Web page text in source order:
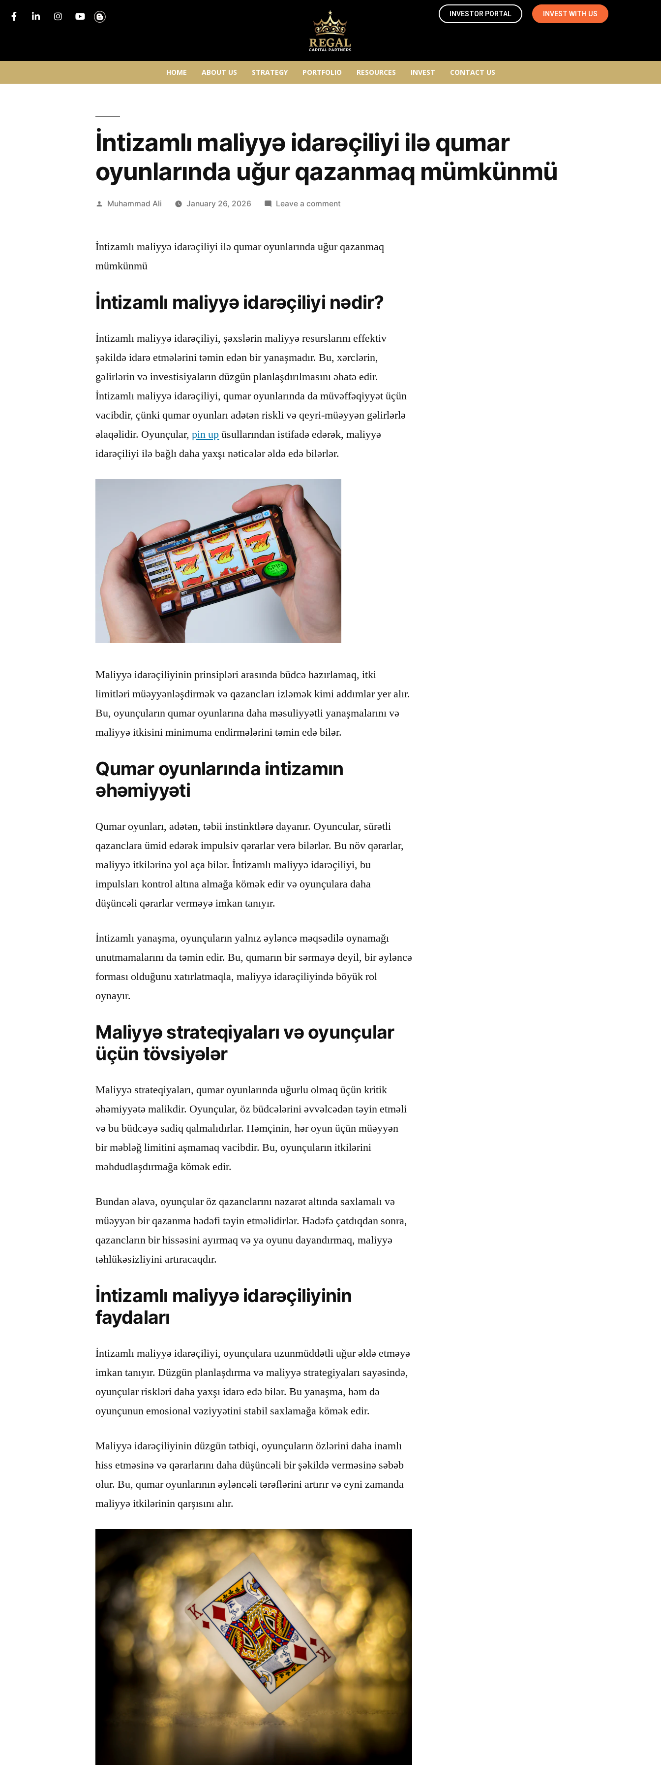
INVESTOR PORTAL INVEST WITH US
HOME ABOUT US STRATEGY PORTFOLIO RESOURCES INVEST CONTACT US
İntizamlı maliyyə idarəçiliyi ilə qumar
oyunlarında uğur qazanmaq mümkünmü
Muhammad Ali January 26, 2026 Leave a comment
İntizamlı maliyyə idarəçiliyi ilə qumar oyunlarında uğur qazanmaq
mümkünmü
İntizamlı maliyyə idarəçiliyi nədir?
İntizamlı maliyyə idarəçiliyi, şəxslərin maliyyə resurslarını effektiv
şəkildə idarə etmələrini təmin edən bir yanaşmadır. Bu, xərclərin,
gəlirlərin və investisiyaların düzgün planlaşdırılmasını əhatə edir.
İntizamlı maliyyə idarəçiliyi, qumar oyunlarında da müvəffəqiyyət üçün
vacibdir, çünki qumar oyunları adətən riskli və qeyri-müəyyən gəlirlərlə
əlaqəlidir. Oyunçular,pin upüsullarından istifadə edərək, maliyyə
idarəçiliyi ilə bağlı daha yaxşı nəticələr əldə edə bilərlər.
Maliyyə idarəçiliyinin prinsipləri arasında büdcə hazırlamaq, itki
limitləri müəyyənləşdirmək və qazancları izləmək kimi addımlar yer alır.
Bu, oyunçuların qumar oyunlarına daha məsuliyyətli yanaşmalarını və
maliyyə itkisini minimuma endirmələrini təmin edə bilər.
Qumar oyunlarında intizamın
əhəmiyyəti
Qumar oyunları, adətən, təbii instinktlərə dayanır. Oyuncular, sürətli
qazanclara ümid edərək impulsiv qərarlar verə bilərlər. Bu növ qərarlar,
maliyyə itkilərinə yol aça bilər. İntizamlı maliyyə idarəçiliyi, bu
impulsları kontrol altına almağa kömək edir və oyunçulara daha
düşüncəli qərarlar verməyə imkan tanıyır.
İntizamlı yanaşma, oyunçuların yalnız əyləncə məqsədilə oynamağı
unutmamalarını da təmin edir. Bu, qumarın bir sərmayə deyil, bir əyləncə
forması olduğunu xatırlatmaqla, maliyyə idarəçiliyində böyük rol
oynayır.
Maliyyə strateqiyaları və oyunçular
üçün tövsiyələr
Maliyyə strateqiyaları, qumar oyunlarında uğurlu olmaq üçün kritik
əhəmiyyətə malikdir. Oyunçular, öz büdcələrini əvvəlcədən təyin etməli
və bu büdcəyə sadiq qalmalıdırlar. Həmçinin, hər oyun üçün müəyyən
bir məbləğ limitini aşmamaq vacibdir. Bu, oyunçuların itkilərini
məhdudlaşdırmağa kömək edir.
Bundan əlavə, oyunçular öz qazanclarını nəzarət altında saxlamalı və
müəyyən bir qazanma hədəfi təyin etməlidirlər. Hədəfə çatdıqdan sonra,
qazancların bir hissəsini ayırmaq və ya oyunu dayandırmaq, maliyyə
təhlükəsizliyini artıracaqdır.
İntizamlı maliyyə idarəçiliyinin
faydaları
İntizamlı maliyyə idarəçiliyi, oyunçulara uzunmüddətli uğur əldə etməyə
imkan tanıyır. Düzgün planlaşdırma və maliyyə strategiyaları sayəsində,
oyunçular riskləri daha yaxşı idarə edə bilər. Bu yanaşma, həm də
oyunçunun emosional vəziyyətini stabil saxlamağa kömək edir.
Maliyyə idarəçiliyinin düzgün tətbiqi, oyunçuların özlərini daha inamlı
hiss etməsinə və qərarlarını daha düşüncəli bir şəkildə verməsinə səbəb
olur. Bu, qumar oyunlarının əyləncəli tərəflərini artırır və eyni zamanda
maliyyə itkilərinin qarşısını alır.